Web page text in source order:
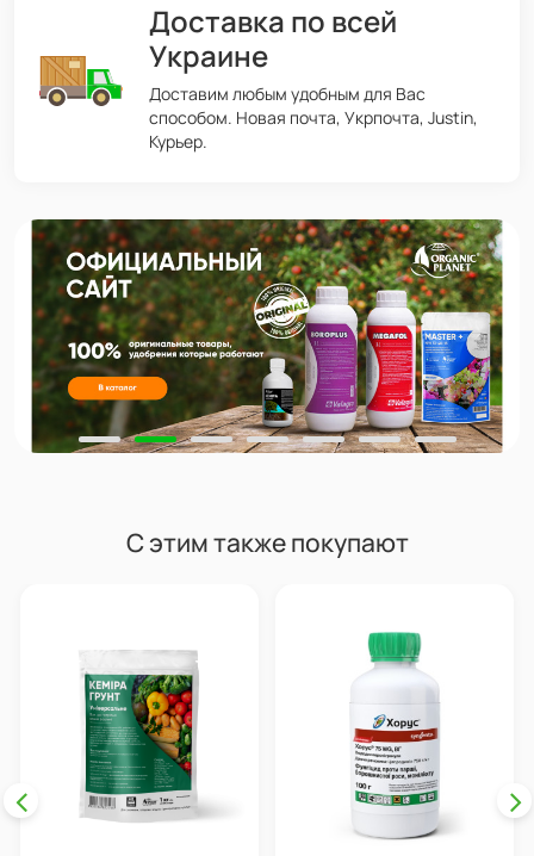
Доставка по всей
Украине
Доставим любым удобным для Вас
способом. Новая почта, Укрпочта, Justin,
Курьер.
С этим также покупают